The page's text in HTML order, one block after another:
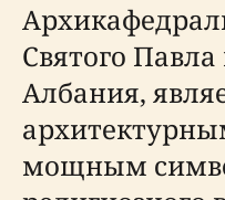
Святого
Албания,
мощным